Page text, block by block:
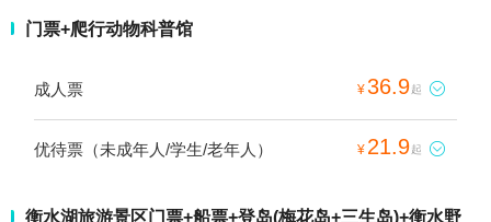
门票+爬行动物科普馆
成人票 ¥36.9起 
优待票（未成年人/学生/老年人） ¥ 21.9起 
衡水湖旅游景区门票+船票+登岛(梅花岛+三生岛)+衡水野